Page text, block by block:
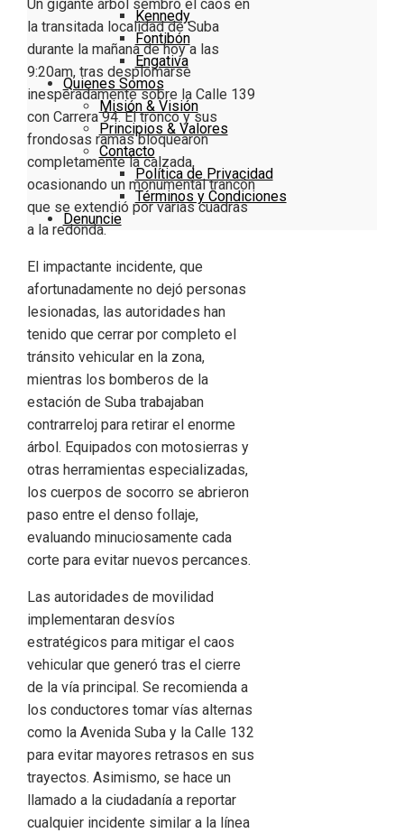
Kennedy
Fontibón
Engativa
Quienes Somos
Misión & Visión
Principios & Valores
Contacto
Política de Privacidad
Términos y Condiciones
Denuncie
Un gigante árbol sembró el caos en
la transitada localidad de Suba
durante la mañana de hoy a las
9:20am, tras desplomarse
inesperadamente sobre la Calle 139
con Carrera 94. El tronco y sus
frondosas ramas bloquearon
completamente la calzada,
ocasionando un monumental trancón
que se extendió por varias cuadras
a la redonda.
El impactante incidente, que
afortunadamente no dejó personas
lesionadas, las autoridades han
tenido que cerrar por completo el
tránsito vehicular en la zona,
mientras los bomberos de la
estación de Suba trabajaban
contrarreloj para retirar el enorme
árbol. Equipados con motosierras y
otras herramientas especializadas,
los cuerpos de socorro se abrieron
paso entre el denso follaje,
evaluando minuciosamente cada
corte para evitar nuevos percances.
Las autoridades de movilidad
implementaran desvíos
estratégicos para mitigar el caos
vehicular que generó tras el cierre
de la vía principal. Se recomienda a
los conductores tomar vías alternas
como la Avenida Suba y la Calle 132
para evitar mayores retrasos en sus
trayectos. Asimismo, se hace un
llamado a la ciudadanía a reportar
cualquier incidente similar a la línea